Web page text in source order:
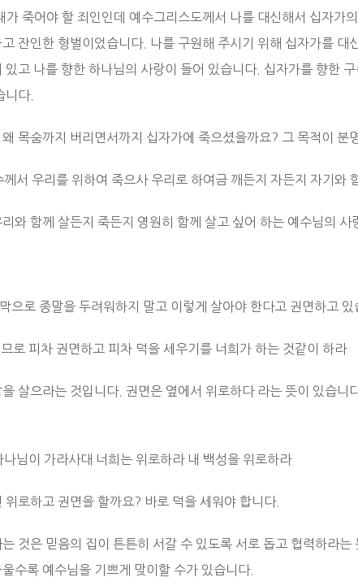
가 죽어야 할 죄인인데 예수그리스도께서 나를 대신해서 십자가
잔인한 형벌이었습니다. 나를 구원해 주시기 위해 십자가를 대
있고 나를 향한 하나님의 사랑이 들어 있습니다. 십자가를 향한
니다.
왜 목숨까지 버리면서까지 십자가에 죽으셨을까요? 그 목적이 분
서 우리를 위하여 죽으사 우리로 하여금 깨든지 자든지 자기와
와 함께 살든지 죽든지 영원히 함께 살고 싶어 하는 예수님의 사
으로 종말을 두려워하지 말고 이렇게 살아야 한다고 권면하고 있
로 피차 권면하고 피차 덕을 세우기를 너희가 하는 것같이 하라
살으라는 것입니다. 권면은 옆에서 위로하다 라는 뜻이 있습니
님이 가라사대 너희는 위로하라 내 백성을 위로하라
위로하고 권면을 할까요? 바로 덕을 세워야 합니다.
것은 믿음의 집이 튼튼히 서갈 수 있도록 서로 돕고 협력하라
수록 예수님을 기쁘게 맞이할 수가 있습니다.